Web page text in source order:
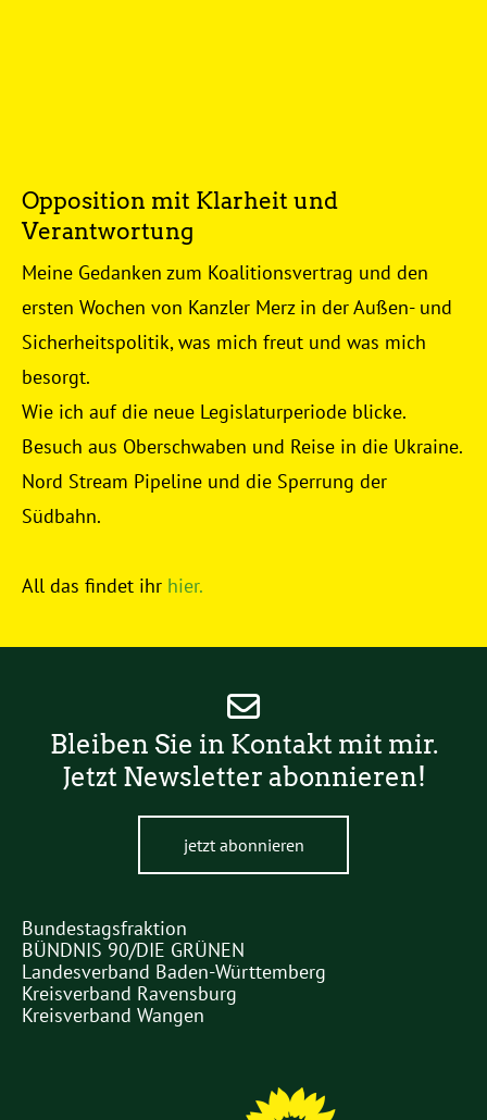
Opposition mit Klarheit und
Verantwortung
Meine Gedanken zum Koalitionsvertrag und den
ersten Wochen von Kanzler Merz in der Außen- und
Sicherheitspolitik, was mich freut und was mich
besorgt.
Wie ich auf die neue Legislaturperiode blicke.
Besuch aus Oberschwaben und Reise in die Ukraine.
Nord Stream Pipeline und die Sperrung der
Südbahn.
All das findet ihr hier.
Newsletter-
Anmeldung
Bleiben Sie in Kontakt mit mir.
Jetzt Newsletter abonnieren!
jetzt abonnieren
Partner
Links
Bundestagsfraktion
BÜNDNIS 90/DIE GRÜNEN
Landesverband Baden-Württemberg
Kreisverband Ravensburg
Kreisverband Wangen